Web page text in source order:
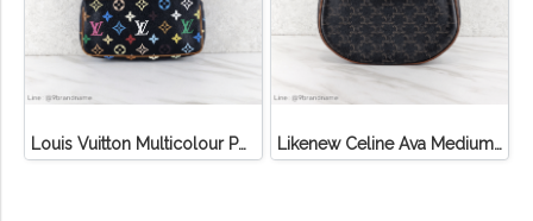
Louis Vuitton Multicolour Pochette Canvas Likenew Celine Ava Medium Triomphe Canvas